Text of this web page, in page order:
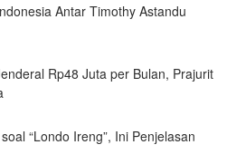
Antar Timothy Astandu
Rp48 Juta per Bulan, Prajurit
“Londo Ireng”, Ini Penjelasan